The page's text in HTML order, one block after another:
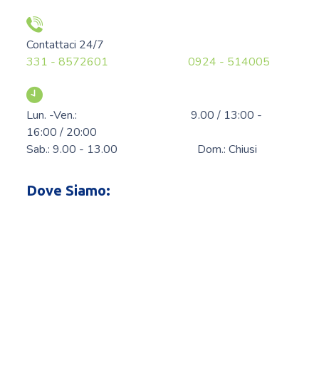
Contattaci 24/7
331 - 8572601
0924 - 514005
Lun. -Ven.: 9.00 / 13:00 -
16:00 / 20:00
Sab.: 9.00 - 13.00 Dom.: Chiusi
Dove Siamo: